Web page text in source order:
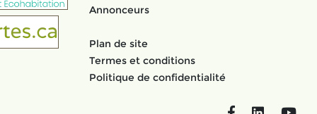
Annonceurs
Plan de site
Termes et conditions
Politique de confidentialité